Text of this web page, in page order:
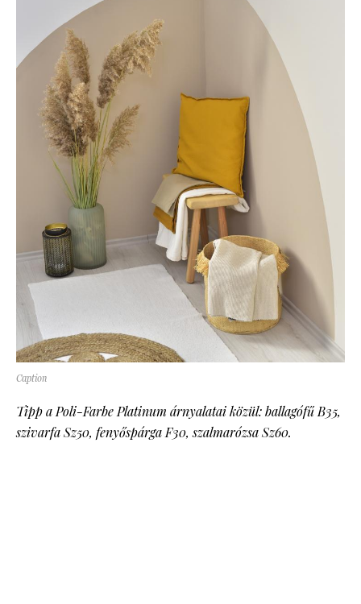
Caption
Tipp a Poli-Farbe Platinum árnyalatai közül: ballagófű B35,
szivarfa Sz50, fenyőspárga F30, szalmarózsa Sz60.